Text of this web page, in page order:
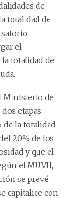
de
totalidad de
el
totalidad de
Ministerio de
etapas
de la totalidad
20% de los
y que el
el MUVH,
se prevé
capitalice con